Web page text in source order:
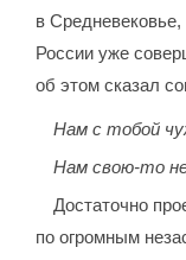
в
России уже
об этом сказал
Нам с тобой
Нам свою-то
Достаточно
по огромным